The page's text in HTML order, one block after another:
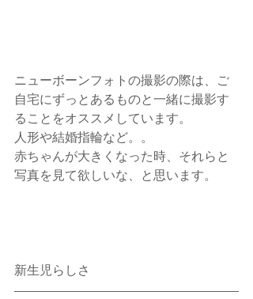
ニューボーンフォトの撮影の際は、ご
自宅にずっとあるものと一緒に撮影す
ることをオススメしています。
人形や結婚指輪など。。
赤ちゃんが大きくなった時、それらと
写真を見て欲しいな、と思います。
新生児らしさ